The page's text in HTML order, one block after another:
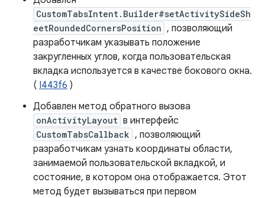
CustomTabsIntent.Builder#setActivitySideSh
eetRoundedCornersPosition , позволяющий
разработчикам указывать положение
закругленных углов, когда пользовательская
вкладка используется в качестве бокового окна.
( I443f6 )
Добавлен метод обратного вызова
onActivityLayout в интерфейс
CustomTabsCallback , позволяющий
разработчикам узнать координаты области,
занимаемой пользовательской вкладкой, и
состояние, в котором она отображается. Этот
метод будет вызываться при первом